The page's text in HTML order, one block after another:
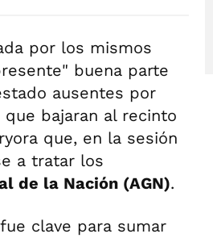
por los mismos
buena parte
ausentes por
bajaran al recinto
que, en la sesión
a tratar los
de la Nación (AGN).
clave para sumar